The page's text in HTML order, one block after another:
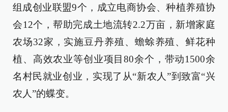
组成创业联盟9个，成立电商协会、种植养殖协
会12个，帮助完成土地流转2.2万亩，新增家庭
农场32家，实施豆丹养殖、蟾蜍养殖、鲜花种
植、高效农业等创业项目80余个，带动1500余
名村民就业创业，实现了从“新农人”到致富“兴
农人”的蝶变。